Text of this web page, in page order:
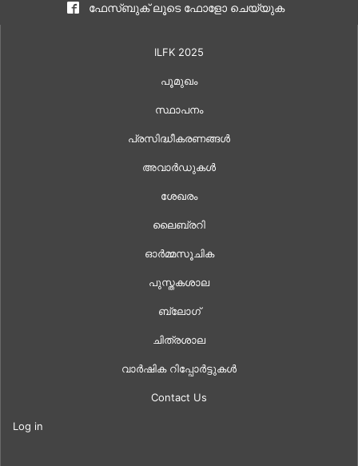
ഫേസ്ബുക് ലൂടെ ഫോളോ ചെയ്യുക
ILFK 2025
പൂമുഖം
സ്ഥാപനം
പ്രസിദ്ധീകരണങ്ങൾ
അവാർഡുകൾ
ശേഖരം
ലൈബ്രറി
ഓർമ്മസൂചിക
പുസ്തകശാല
ബ്ലോഗ്
ചിത്രശാല
വാർഷിക റിപ്പോർട്ടുകൾ
Contact Us
Log in